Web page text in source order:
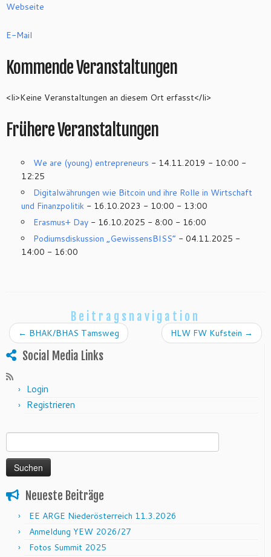
Webseite
E-Mail
Kommende Veranstaltungen
<li>Keine Veranstaltungen an diesem Ort erfasst</li>
Frühere Veranstaltungen
We are (young) entrepreneurs - 14.11.2019 - 10:00 -
12:25
Digitalwährungen wie Bitcoin und ihre Rolle in Wirtschaft
und Finanzpolitik - 16.10.2023 - 10:00 - 13:00
Erasmus+ Day - 16.10.2025 - 8:00 - 16:00
Podiumsdiskussion „GewissensBISS“ - 04.11.2025 -
14:00 - 16:00
Beitragsnavigation
← BHAK/BHAS Tamsweg HLW FW Kufstein →
Social Media Links
Login
Registrieren
Neueste Beiträge
EE ARGE Niederösterreich 11.3.2026
Anmeldung YEW 2026/27
Fotos Summit 2025